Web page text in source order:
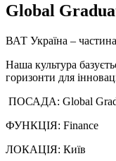
Global
ВАТ Україна –
Наша культура
горизонти для
ПОСАДА: Global
ФУНКЦІЯ: Finance
ЛОКАЦІЯ: Київ